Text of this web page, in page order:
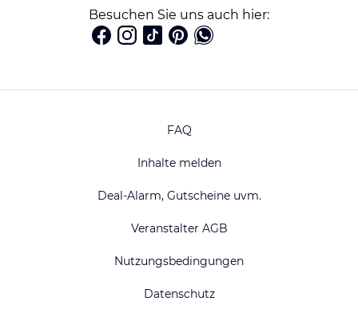
Besuchen Sie uns auch hier:
FAQ
Inhalte melden
Deal-Alarm, Gutscheine uvm.
Veranstalter AGB
Nutzungsbedingungen
Datenschutz